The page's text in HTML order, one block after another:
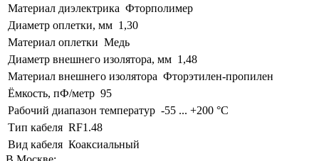
Материал диэлектрика Фторполимер
Диаметр оплетки, мм 1,30
Материал оплетки Медь
Диаметр внешнего изолятора, мм 1,48
Материал внешнего изолятора Фторэтилен-пропилен
Ёмкость, пФ/метр 95
Рабочий диапазон температур -55 ... +200 °C
Тип кабеля RF1.48
Вид кабеля Коаксиальный